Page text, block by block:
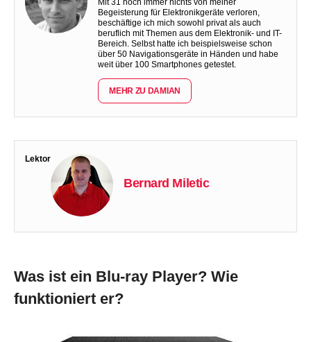
Mit 31 noch immer nichts von meiner
Begeisterung für Elektronikgeräte verloren,
beschäftige ich mich sowohl privat als auch
beruflich mit Themen aus dem Elektronik- und IT-
Bereich. Selbst hatte ich beispielsweise schon
über 50 Navigationsgeräte in Händen und habe
weit über 100 Smartphones getestet.
MEHR ZU DAMIAN
Lektor
Bernard Miletic
Was ist ein Blu-ray Player? Wie
funktioniert er?